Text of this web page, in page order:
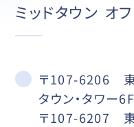
ミッドタウン オ
〒107-6206 東
タウン・タワー6F
〒107-6207 東